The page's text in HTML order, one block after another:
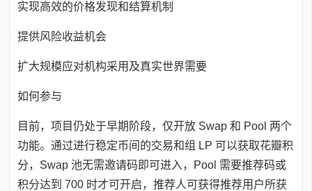
实现高效的价格发现和结算机制
提供风险收益机会
扩大规模应对机构采用及真实世界需要
如何参与
目前，项目仍处于早期阶段，仅开放 Swap 和 Pool 两个
功能。通过进行稳定币间的交易和组 LP 可以获取花瓣积
分，Swap 池无需邀请码即可进入，Pool 需要推荐码或
积分达到 700 时才可开启，推荐人可获得推荐用户所获